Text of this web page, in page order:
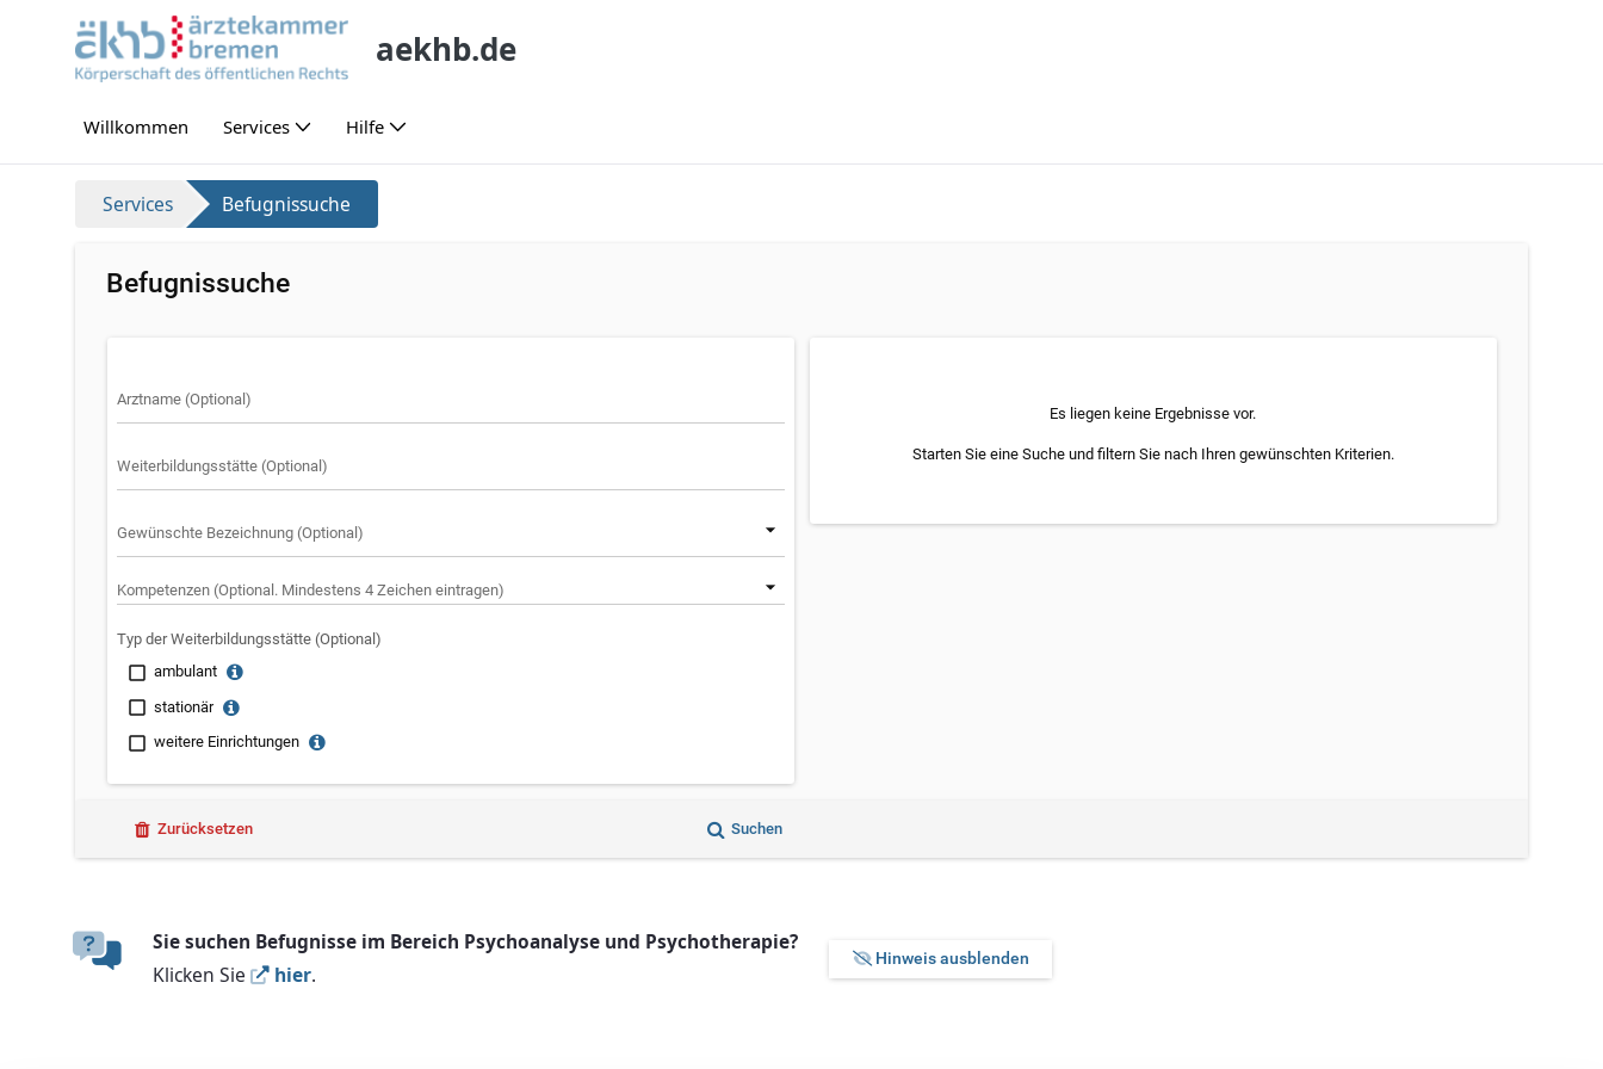
Skip to Main Content
aekhb.de
Willkommen Services Hilfe
Befugnissuche
Services Befugnissuche
Befugnissuche
Typ der Weiterbildungsstätte (Optional)
ambulant
stationär
weitere Einrichtungen
Es liegen keine Ergebnisse vor.
Starten Sie eine Suche und filtern Sie nach Ihren gewünschten Kriterien.
Zurücksetzen Suchen
Sie suchen Befugnisse im Bereich Psychoanalyse und Psychotherapie?
Klicken Sie hier.
Hinweis ausblenden